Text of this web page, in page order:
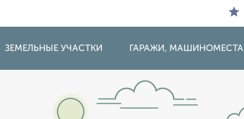
ЗЕМЕЛЬНЫЕ УЧАСТКИ ГАРАЖИ, МАШИНОМЕСТА